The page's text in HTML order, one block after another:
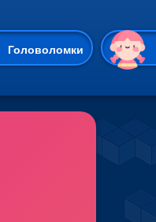
Головоломки
3D